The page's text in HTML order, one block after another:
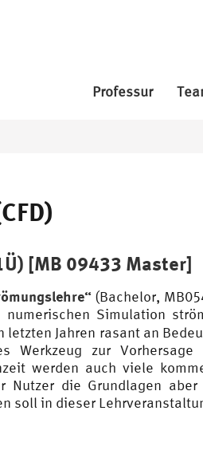
Professur
[MB 09433 Master]
(Bachelor,
Simulation
letzten Jahren rasant an
Werkzeug zur
werden auch viele
die Grundlagen
soll in dieser